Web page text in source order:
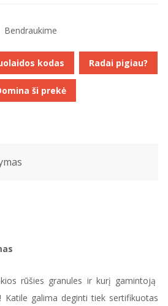
Bendraukime
kodas Radai pigiau?
ši prekė
rūšies granules ir kurį gamintoją
galima deginti tiek sertifikuotas